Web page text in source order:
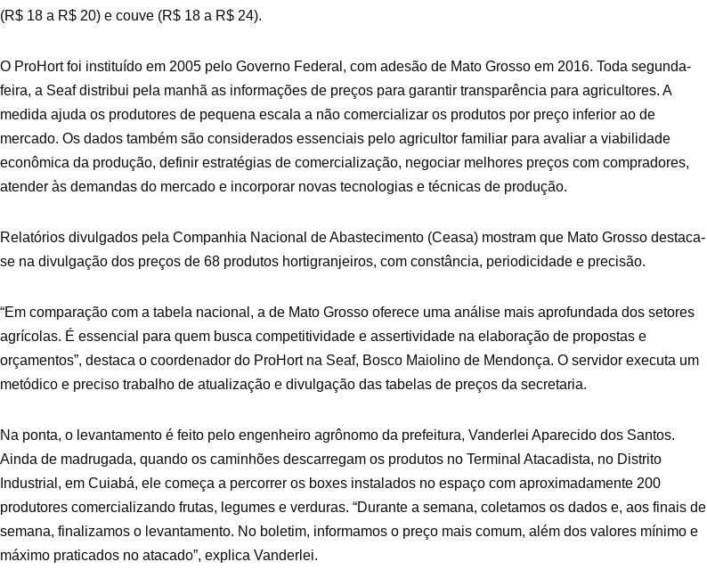
(R$ 18 a R$ 20) e couve (R$ 18 a R$ 24).
O ProHort foi instituído em 2005 pelo Governo Federal, com adesão de Mato Grosso em 2016. Toda segunda-
feira, a Seaf distribui pela manhã as informações de preços para garantir transparência para agricultores. A
medida ajuda os produtores de pequena escala a não comercializar os produtos por preço inferior ao de
mercado. Os dados também são considerados essenciais pelo agricultor familiar para avaliar a viabilidade
econômica da produção, definir estratégias de comercialização, negociar melhores preços com compradores,
atender às demandas do mercado e incorporar novas tecnologias e técnicas de produção.
Relatórios divulgados pela Companhia Nacional de Abastecimento (Ceasa) mostram que Mato Grosso destaca-
se na divulgação dos preços de 68 produtos hortigranjeiros, com constância, periodicidade e precisão.
“Em comparação com a tabela nacional, a de Mato Grosso oferece uma análise mais aprofundada dos setores
agrícolas. É essencial para quem busca competitividade e assertividade na elaboração de propostas e
orçamentos”, destaca o coordenador do ProHort na Seaf, Bosco Maiolino de Mendonça. O servidor executa um
metódico e preciso trabalho de atualização e divulgação das tabelas de preços da secretaria.
Na ponta, o levantamento é feito pelo engenheiro agrônomo da prefeitura, Vanderlei Aparecido dos Santos.
Ainda de madrugada, quando os caminhões descarregam os produtos no Terminal Atacadista, no Distrito
Industrial, em Cuiabá, ele começa a percorrer os boxes instalados no espaço com aproximadamente 200
produtores comercializando frutas, legumes e verduras. “Durante a semana, coletamos os dados e, aos finais de
semana, finalizamos o levantamento. No boletim, informamos o preço mais comum, além dos valores mínimo e
máximo praticados no atacado”, explica Vanderlei.